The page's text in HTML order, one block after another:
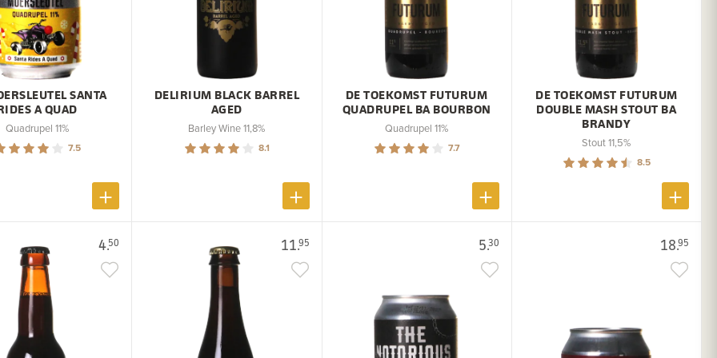
SANTA
A QUAD
Quadrupel 11%
7.5
DELIRIUM BLACK BARREL
AGED
Barley Wine 11,8%
8.1
DE TOEKOMST FUTURUM
QUADRUPEL BA BOURBON
Quadrupel 11%
7.7
DE TOEKOMST FUTURUM
DOUBLE MASH STOUT BA
BRANDY
Stout 11,5%
8.5
4.50 11.95 5.30 18.95